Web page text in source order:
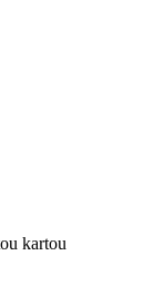
kartou